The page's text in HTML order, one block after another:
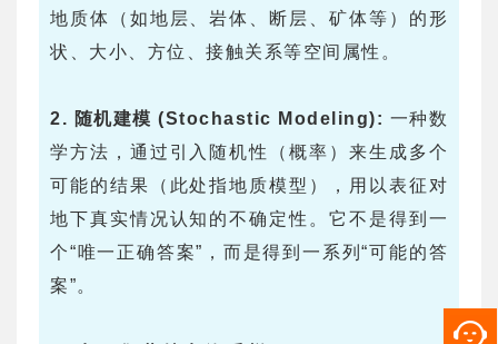
地质体（如地层、岩体、断层、矿体等）的形
状、大小、方位、接触关系等空间属性。
2. 随机建模 (Stochastic Modeling): 一种数
学方法，通过引入随机性（概率）来生成多个
可能的结果（此处指地质模型），用以表征对
地下真实情况认知的不确定性。它不是得到一
个“唯一正确答案”，而是得到一系列“可能的答
案”。